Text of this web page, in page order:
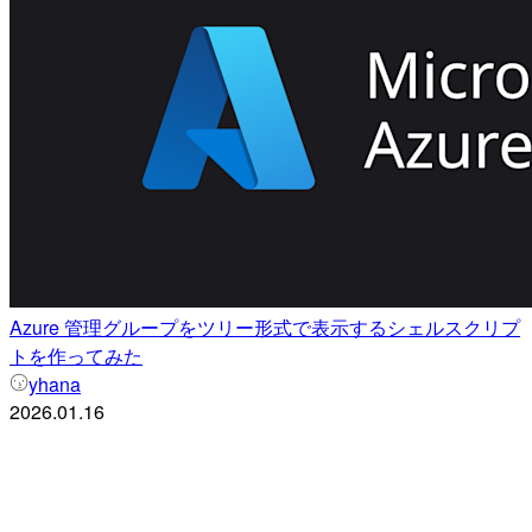
Azure 管理グループをツリー形式で表示するシェルスクリプ
トを作ってみた
yhana
2026.01.16